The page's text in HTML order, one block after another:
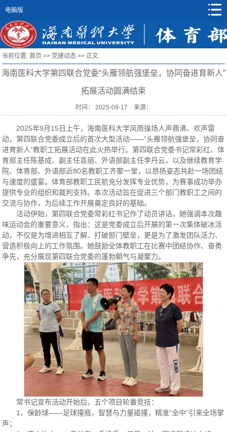
电脑版
当前位置:首页 >> 党建动态 >> 正文
海南医科大学第四联合党委“头雁领航强堡垒，协同奋进育新人”
拓展活动圆满结束
时间： 2025-09-17 来源：
2025年9月15日上午，海南医科大学风雨操场人声鼎沸、欢声雷
动，第四联合党委成立后的首次大型活动——“头雁领航强堡垒，协同奋
进育新人”教职工拓展活动在此火热举行。第四联合党委书记常彩红、体
育部主任陈基成、副主任袁丽、外语部副主任李丹云，以及继续教育学
院、体育部、外语部近80名教职工齐聚一堂，以昂扬姿态共赴一场团结
与速度的盛宴。体育部教职工民航充分发挥专业优势，为赛事成功举办
提供专业的组织和裁判支持。本次活动旨在促进三个部门教职工之间的
交流与协作，为后续工作开展奠定良好的基础。
活动伊始，第四联合党委常彩红书记作了动员讲话，她强调本次趣
味运动会的重要意义，指出：这是党委成立后开展的第一次集体破冰活
动，不仅是为增进相互了解、打破部门壁垒，更是为了激发团队活力、
营造积极向上的工作氛围。她鼓励全体教职工在比赛中团结协作、奋勇
争先，充分展现第四联合党委的蓬勃朝气与凝聚力。
常书记宣布活动开始后，五个项目轮番竞技：
1、保龄球——足球撞瓶，智慧与力量碰撞，精准“全中”引来全场掌
声；